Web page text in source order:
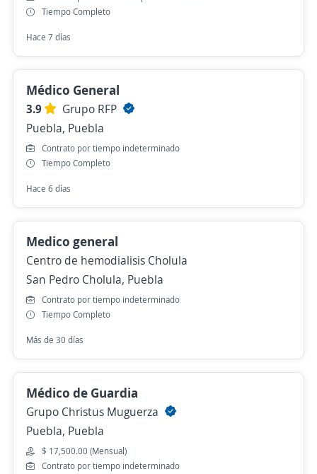
Tiempo Completo
Hace 7 días
Médico General
3.9
Grupo RFP
Puebla, Puebla
Contrato por tiempo indeterminado
Tiempo Completo
Hace 6 días
Medico general
Centro de hemodialisis Cholula
San Pedro Cholula, Puebla
Contrato por tiempo indeterminado
Tiempo Completo
Más de 30 días
Médico de Guardia
Grupo Christus Muguerza
Puebla, Puebla
$ 17,500.00 (Mensual)
Contrato por tiempo indeterminado